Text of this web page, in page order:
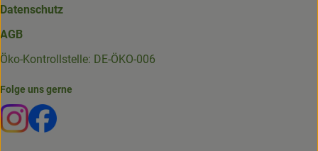
Datenschutz
AGB
Öko-Kontrollstelle: DE-ÖKO-006
Folge uns gerne
Externer Link zu https://www.instagram.com/die.hofkiste/
Externer Link zu https://www.facebook.com/p/Die-